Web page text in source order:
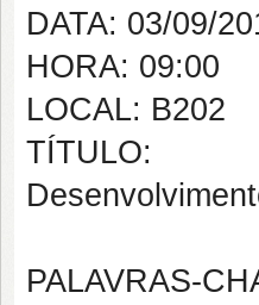
DATA: 03/09/
HORA: 09:00
LOCAL: B202
TÍTULO:
PALAVRAS-